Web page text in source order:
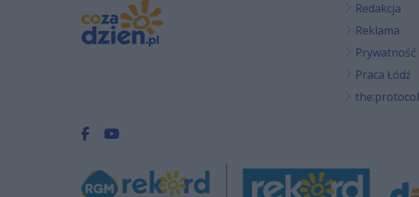
Redakcja
Reklama
Prywatność
Praca Łódź
the:protocol
Facebook.com
Youtube.com